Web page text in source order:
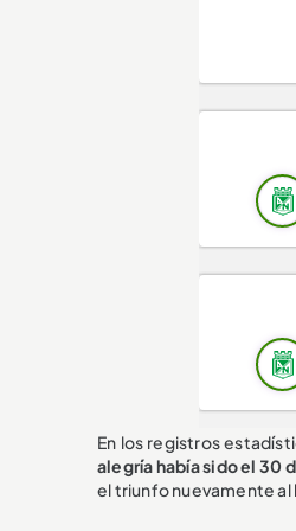
En los registros
alegría había sido el 30
el triunfo nuevamente al